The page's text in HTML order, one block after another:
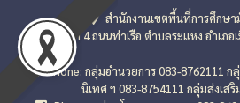
สำนักงานเขตพื้นที่การศึกษ
เลขที่ 4 ถนนท่าเรือ ตำบลระแหง อำเภอ
Phone: กลุ่มอำนวยการ 083-8762111 ก
นิเทศ ฯ 083-8754111 กลุ่มส่งเสริ